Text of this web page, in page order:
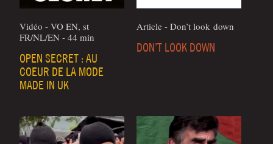
Vidéo - VO EN, st
FR/NL/EN - 44 min
OPEN SECRET : AU
COEUR DE LA MODE
MADE IN UK
Article - Don’t look down
DON’T LOOK DOWN